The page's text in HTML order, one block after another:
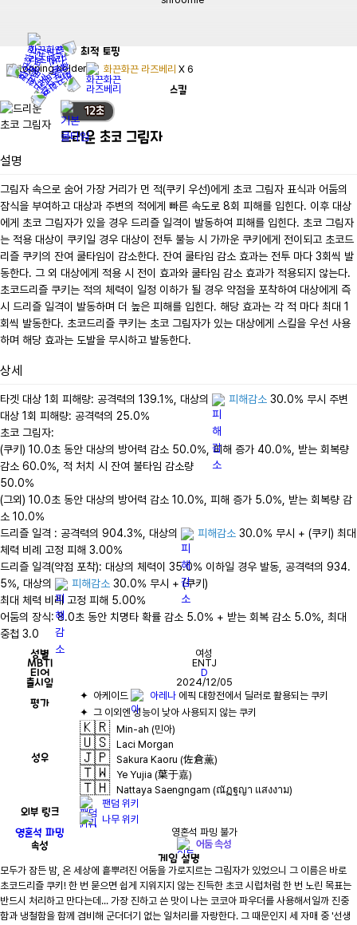
최적 토핑
화끈화끈 라즈베리 X 6
스킬
12초
드리운 초코 그림자
설명
그림자 속으로 숨어 가장 거리가 먼 적(쿠키 우선)에게 초코 그림자 표식과 어둠의
잠식을 부여하고 대상과 주변의 적에게 빠른 속도로 8회 피해를 입힌다. 이후 대상
에게 초코 그림자가 있을 경우 드리즐 일격이 발동하여 피해를 입힌다. 초코 그림자
는 적용 대상이 쿠키일 경우 대상이 전투 불능 시 가까운 쿠키에게 전이되고 초코드
리즐 쿠키의 잔여 쿨타임이 감소한다. 잔여 쿨타임 감소 효과는 전투 마다 3회씩 발
동한다. 그 외 대상에게 적용 시 전이 효과와 쿨타임 감소 효과가 적용되지 않는다.
초코드리즐 쿠키는 적의 체력이 일정 이하가 될 경우 약점을 포착하여 대상에게 즉
시 드리즐 일격이 발동하며 더 높은 피해를 입힌다. 해당 효과는 각 적 마다 최대 1
회씩 발동한다. 초코드리즐 쿠키는 초코 그림자가 있는 대상에게 스킬을 우선 사용
하며 해당 효과는 도발을 무시하고 발동한다.
상세
타겟 대상 1회 피해량: 공격력의 139.1%, 대상의 피해감소 30.0% 무시 주변
대상 1회 피해량: 공격력의 25.0%
초코 그림자:
(쿠키) 10.0초 동안 대상의 방어력 감소 50.0%, 피해 증가 40.0%, 받는 회복량
감소 60.0%, 적 처치 시 잔여 불타임 감소량
50.0%
(그외) 10.0초 동안 대상의 방어력 감소 10.0%, 피해 증가 5.0%, 받는 회복량 감
소 10.0%
드리즐 일격 : 공격력의 904.3%, 대상의
피해감소 30.0% 무시 + (쿠키) 최대
체력 비례 고정 피해 3.00%
드리즐 일격(약점 포착): 대상의 체력이 35.0% 이하일 경우 발동, 공격력의 934.
5%, 대상의
피해감소 30.0% 무시 + (쿠키)
최대 체력 비례 고정 피해 5.00%
어둠의 장식: 8.0초 동안 치명타 확률 감소 5.0% + 받는 회복 감소 5.0%, 최대
중첩 3.0
성별 여성
MBTI ENTJ
티어 D
출시일 2024/12/05
평가
✦  아케이드 아레나
성우
🇰🇷 Min-ah (민아)
🇺🇸 Laci Morgan
🇯🇵 Sakura Kaoru (佐倉薫)
🇹🇼 Ye Yujia (葉于嘉)
🇹🇭 Nattaya Saengngam (ณัฏฐญา แสงงาม)
외부 링크
팬덤 위키
나무 위키
영혼석 파밍 영혼석 파밍 불가
속성 어둠 속성
게임 설명
모두가 잠든 밤, 온 세상에 흩뿌려진 어둠을 가로지르는 그림자가 있었으니 그 이름은 바로
초코드리즐 쿠키! 한 번 묻으면 쉽게 지워지지 않는 진득한 초코 시럽처럼 한 번 노린 목표는
반드시 처리하고 만다는데... 가장 진하고 쓴 맛이 나는 코코아 파우더를 사용해서일까 진중
함과 냉철함을 함께 겸비해 군더더기 없는 일처리를 자랑한다. 그 때문인지 세 자매 중 '선생